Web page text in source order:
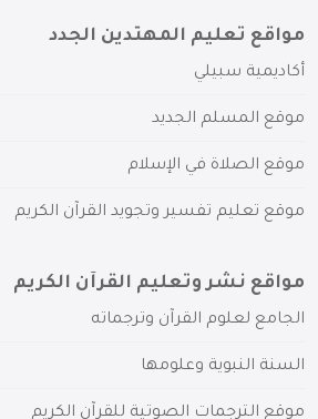
مواقع تعليم المهتدين الجدد
أكاديمية سبيلي
موقع المسلم الجديد
موقع الصلاة في الإسلام
موقع تعليم تفسير وتجويد القرآن الكريم
مواقع نشر وتعليم القرآن الكريم
الجامع لعلوم القرآن وترجماته
السنة النبوية وعلومها
موقع الترجمات الصوتية للقرآن الكريم